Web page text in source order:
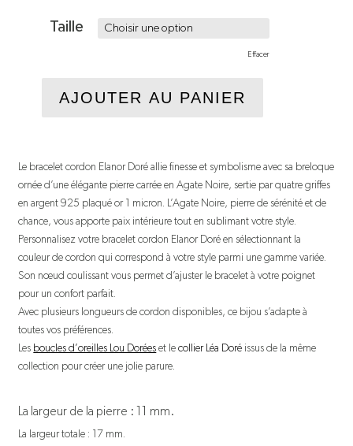
Taille
Effacer
AJOUTER AU PANIER
Le bracelet cordon Elanor Doré allie finesse et symbolisme avec sa breloque
ornée d’une élégante pierre carrée en Agate Noire, sertie par quatre griffes
en argent 925 plaqué or 1 micron. L’Agate Noire, pierre de sérénité et de
chance, vous apporte paix intérieure tout en sublimant votre style.
Personnalisez votre bracelet cordon Elanor Doré en sélectionnant la
couleur de cordon qui correspond à votre style parmi une gamme variée.
Son nœud coulissant vous permet d’ajuster le bracelet à votre poignet
pour un confort parfait.
Avec plusieurs longueurs de cordon disponibles, ce bijou s’adapte à
toutes vos préférences.
Les boucles d’oreilles Lou Dorées et lecollier Léa Doré issus de la même
collection pour créer une jolie parure.
La largeur de la pierre : 11 mm.
La largeur totale : 17 mm.